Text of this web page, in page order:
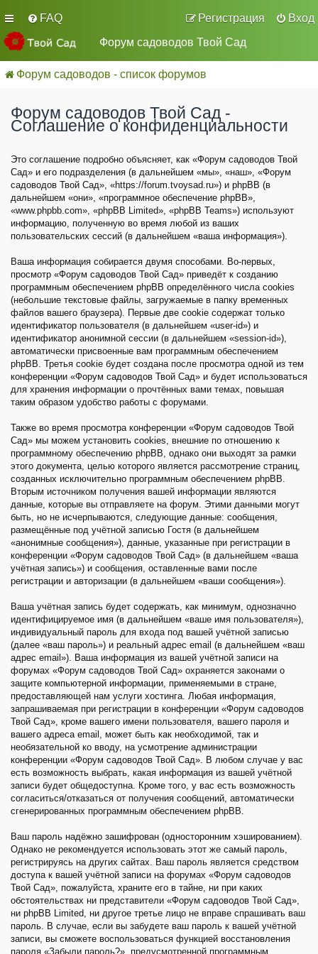
FAQ Вход
Регистрация
Форум садоводов Твой Сад
Форум садоводов - список форумов
Форум садоводов Твой Сад -
Соглашение о конфиденциальности
Это соглашение подробно объясняет, как «Форум садоводов Твой
Сад» и его подразделения (в дальнейшем «мы», «наш», «Форум
садоводов Твой Сад», «https://forum.tvoysad.ru») и phpBB (в
дальнейшем «они», «программное обеспечение phpBB»,
«www.phpbb.com», «phpBB Limited», «phpBB Teams») используют
информацию, полученную во время любой из ваших
пользовательских сессий (в дальнейшем «ваша информация»).
Ваша информация собирается двумя способами. Во-первых,
просмотр «Форум садоводов Твой Сад» приведёт к созданию
программным обеспечением phpBB определённого числа cookies
(небольшие текстовые файлы, загружаемые в папку временных
файлов вашего браузера). Первые две cookie содержат только
идентификатор пользователя (в дальнейшем «user-id») и
идентификатор анонимной сессии (в дальнейшем «session-id»),
автоматически присвоенные вам программным обеспечением
phpBB. Третья cookie будет создана после просмотра одной из тем
конференции «Форум садоводов Твой Сад» и будет использоваться
для хранения информации о прочтённых вами темах, повышая
таким образом удобство работы с форумами.
Также во время просмотра конференции «Форум садоводов Твой
Сад» мы можем установить cookies, внешние по отношению к
программному обеспечению phpBB, однако они выходят за рамки
этого документа, целью которого является рассмотрение страниц,
созданных исключительно программным обеспечением phpBB.
Вторым источником получения вашей информации являются
данные, которые вы отправляете на форум. Этими данными могут
быть, но не исчерпываются, следующие данные: сообщения,
размещённые под учётной записью Гостя (в дальнейшем
«анонимные сообщения»), данные, указанные при регистрации в
конференции «Форум садоводов Твой Сад» (в дальнейшем «ваша
учётная запись») и сообщения, оставленные вами после
регистрации и авторизации (в дальнейшем «ваши сообщения»).
Ваша учётная запись будет содержать, как минимум, однозначно
идентифицируемое имя (в дальнейшем «ваше имя пользователя»),
индивидуальный пароль для входа под вашей учётной записью
(далее «ваш пароль») и реальный адрес email (в дальнейшем «ваш
адрес email»). Ваша информация из вашей учётной записи на
форумах «Форум садоводов Твой Сад» охраняется законами о
защите компьютерной информации, применяемыми в стране,
предоставляющей нам услуги хостинга. Любая информация,
запрашиваемая при регистрации в конференции «Форум садоводов
Твой Сад», кроме вашего имени пользователя, вашего пароля и
вашего адреса email, может быть как необходимой, так и
необязательной ко вводу, на усмотрение администрации
конференции «Форум садоводов Твой Сад». В любом случае у вас
есть возможность выбрать, какая информация из вашей учётной
записи будет общедоступна. Кроме того, у вас есть возможность
согласиться/отказаться от получения сообщений, автоматически
сгенерированных программным обеспечением phpBB.
Ваш пароль надёжно зашифрован (односторонним хэшированием).
Однако не рекомендуется использовать этот же самый пароль,
регистрируясь на других сайтах. Ваш пароль является средством
доступа к вашей учётной записи на форумах «Форум садоводов
Твой Сад», пожалуйста, храните его в тайне, ни при каких
обстоятельствах ни представители «Форум садоводов Твой Сад»,
ни phpBB Limited, ни другое третье лицо не вправе спрашивать ваш
пароль. В случае, если вы забудете ваш пароль к вашей учётной
записи, вы сможете воспользоваться функцией восстановления
пароля «Забыли пароль?», предусмотренной программным